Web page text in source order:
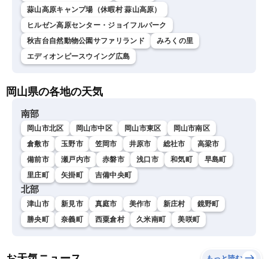
蒜山高原キャンプ場（休暇村 蒜山高原）
ヒルゼン高原センター・ジョイフルパーク
秋吉台自然動物公園サファリランド
みろくの里
エディオンピースウイング広島
岡山県の各地の天気
南部
岡山市北区 岡山市中区 岡山市東区
岡山市南区
倉敷市
玉野市 笠岡市 井原市 総社市
高梁市
備前市
瀬戸内市 赤磐市 浅口市 和気町
早島町
里庄町
矢掛町 吉備中央町
北部
津山市 新見市 真庭市 美作市 新庄村
鏡野町
勝央町
奈義町 西粟倉村 久米南町 美咲町